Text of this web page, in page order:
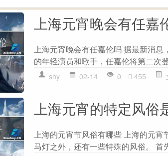
上海元宵晚会有任嘉
上海元宵晚会有任嘉伦吗 据最新消
的年轻演员和歌手，任嘉伦将第二次
shy 02-14 0 455
上海元宵的特定风俗
上海的元宵节风俗有哪些 上海的元
马灯之外，还有一些特殊的风俗。 首